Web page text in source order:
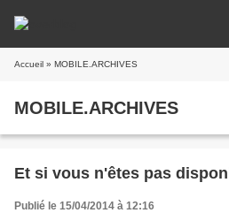
Accueil » MOBILE.ARCHIVES
MOBILE.ARCHIVES
Et si vous n'êtes pas
Publié le 15/04/2014 à 12:16